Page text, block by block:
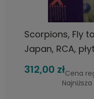
Scorpions, Fly
Japan, RCA,
312,00 złCena